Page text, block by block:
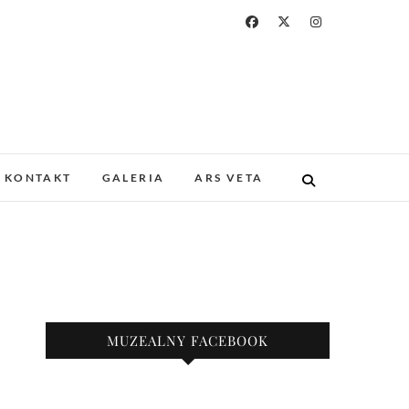
i Drukarstwa w
KONTAKT GALERIA ARS VETA
MUZEALNY FACEBOOK